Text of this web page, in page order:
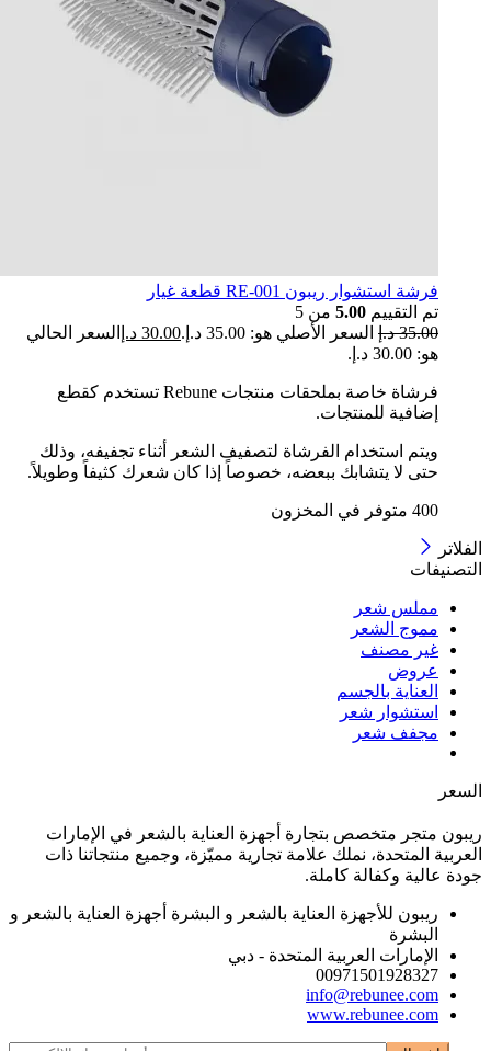
فرشة استشوار ريبون RE-001 قطعة غيار
تم التقييم 5.00 من 5
35.00 د.إ السعر الأصلي هو: 35.00 د.إ. 30.00 د.إ السعر الحالي
هو: 30.00 د.إ.
فرشاة خاصة بملحقات منتجات Rebune تستخدم كقطع
إضافية للمنتجات.
ويتم استخدام الفرشاة لتصفيف الشعر أثناء تجفيفه، وذلك
حتى لا يتشابك ببعضه، خصوصاً إذا كان شعرك كثيفاً وطويلاً.
400 متوفر في المخزون
الفلاتر
التصنيفات
مملس شعر
مموج الشعر
غير مصنف
عروض
العناية بالجسم
استشوار شعر
مجفف شعر
السعر
ريبون متجر متخصص بتجارة أجهزة العناية بالشعر في الإمارات
العربية المتحدة، نملك علامة تجارية مميّزة، وجميع منتجاتنا ذات
جودة عالية وكفالة كاملة.
ريبون للأجهزة العناية بالشعر و البشرة أجهزة العناية بالشعر و
البشرة
الإمارات العربية المتحدة - دبي
00971501928327
info@rebunee.com
www.rebunee.com